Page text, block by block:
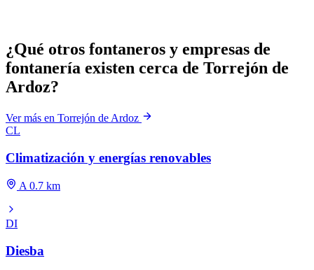
¿Qué otros fontaneros y empresas de
fontanería existen cerca de Torrejón de
Ardoz?
Ver más en Torrejón de Ardoz
CL
Climatización y energías renovables
A 0.7 km
DI
Diesba